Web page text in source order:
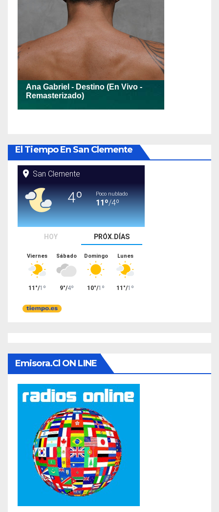
El Tiempo En San Clemente
Emisora.cl ON LINE